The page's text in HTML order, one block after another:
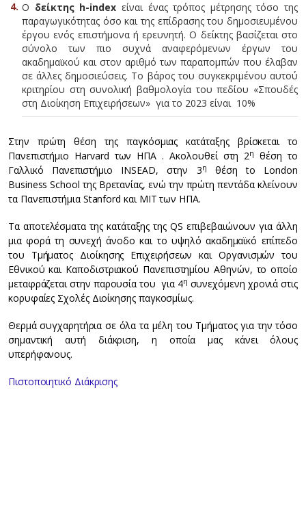
Ο δείκτης h-index είναι ένας τρόπος μέτρησης τόσο της
παραγωγικότητας όσο και της επίδρασης του δημοσιευμένου
έργου ενός επιστήμονα ή ερευνητή. Ο δείκτης βασίζεται στο
σύνολο των πιο συχνά αναφερόμενων έργων του
ακαδημαϊκού και στον αριθμό των παραπομπών που έλαβαν
σε άλλες δημοσιεύσεις. Το βάρος του συγκεκριμένου αυτού
κριτηρίου στη συνολική βαθμολογία του πεδίου «Σπουδές
στη Διοίκηση Επιχειρήσεων» για το 2023 είναι 10%
Στην πρώτη θέση της παγκόσμιας κατάταξης βρίσκεται το
Πανεπιστήμιο Harvard των ΗΠΑ . Ακολουθεί στη 2η
θέση το
Γαλλικό Πανεπιστήμιο INSEAD, στην 3η
θέση to London
Business School της Βρετανίας, ενώ την πρώτη πεντάδα κλείνουν
τα Πανεπιστήμια Stanford και MIT των ΗΠΑ.
Τα αποτελέσματα της κατάταξης της QS επιβεβαιώνουν για άλλη
μια φορά τη συνεχή άνοδο και το υψηλό ακαδημαϊκό επίπεδο
του Τμήματος Διοίκησης Επιχειρήσεων και Οργανισμών του
Εθνικού και Καποδιστριακού Πανεπιστημίου Αθηνών, το οποίο
μεταφράζεται στην παρουσία του για 4η συνεχόμενη χρονιά στις
κορυφαίες Σχολές Διοίκησης παγκοσμίως.
Θερμά συγχαρητήρια σε όλα τα μέλη του Τμήματος για την τόσο
σημαντική αυτή διάκριση, η οποία μας κάνει όλους
υπερήφανους.
Πιστοποιητικό Διάκρισης